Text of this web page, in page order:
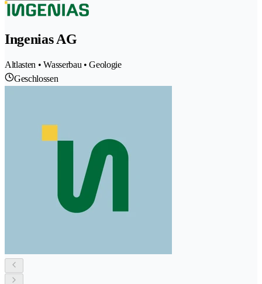
Ingenias AG
Altlasten • Wasserbau • Geologie
Geschlossen